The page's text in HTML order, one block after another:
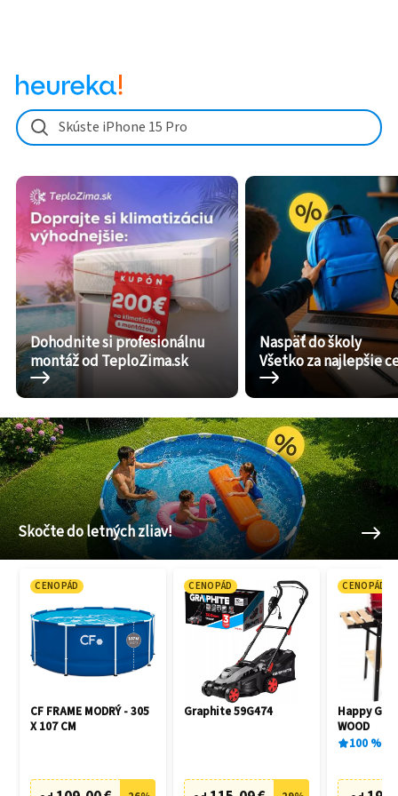
Skúste iPhone 15 Pro
Dohodnite si profesionálnu
montáž od TeploZima.sk
Naspäť do školy
Všetko za najlepšie
Skočte do letných zliav!
CENOPÁD
CF FRAME MODRÝ - 305
X 107 CM
CENOPÁD
Graphite 59G474
CENOPÁD
Happy
WOOD
100%